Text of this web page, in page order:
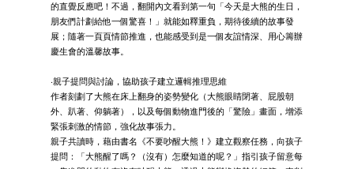
的直覺反應吧！不過，翻開內文看到第一句「今天是大熊的生日，
朋友們計劃給他一個驚喜！」就能如釋重負，期待後續的故事發
展；隨著一頁頁情節推進，也能感受到是一個友誼情深、用心籌辦
慶生會的溫馨故事。
‧親子提問與討論，協助孩子建立邏輯推理思維
作者刻劃了大熊在床上翻身的姿勢變化（大熊眼睛閉著、屁股朝
外、趴著、仰躺著），以及每個動物進門後的「驚險」畫面，增添
緊張刺激的情節，強化故事張力。
親子共讀時，藉由書名《不要吵醒大熊！》建立觀察任務，向孩子
提問：「大熊醒了嗎？（沒有）怎麼知道的呢？」指引孩子留意每